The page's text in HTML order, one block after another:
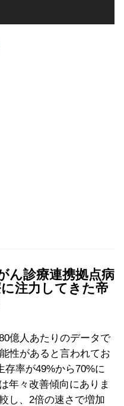
ん診療連携拠点病
注力してきた帝
億人あたりのデータで
性があると言われてお
存率が49%から70%に
年々改善傾向にありま
し、2倍の速さで増加